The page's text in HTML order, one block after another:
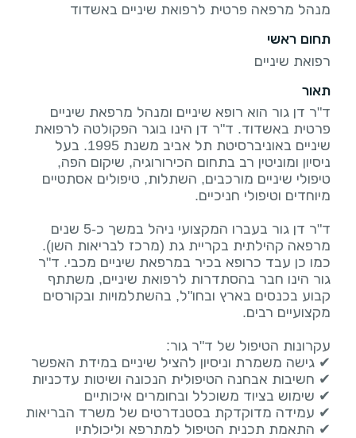
מנהל מרפאה פרטית לרפואת שיניים באשדוד
תחום ראשי
רפואת שיניים
תאור
ד"ר דן גור הוא רופא שיניים ומנהל מרפאת שיניים
פרטית באשדוד. ד"ר דן הינו בוגר הפקולטה לרפואת
שיניים באוניברסיטת תל אביב משנת 1995. בעל
ניסיון ומוניטין רב בתחום הכירורוגיה, שיקום הפה,
טיפולי שיניים מורכבים, השתלות, טיפולים אסתטיים
ד"ר דן גור בעברו המקצועי ניהל במשך כ-5 שנים
מרפאה קהילתית בקריית גת (מרכז לבריאות השן).
כמו כן עבד כרופא בכיר במרפאת שיניים מכבי. ד"ר
גור הינו חבר בהסתדרות לרפואת שיניים, משתתף
קבוע בכנסים בארץ ובחו"ל, בהשתלמויות ובקורסים